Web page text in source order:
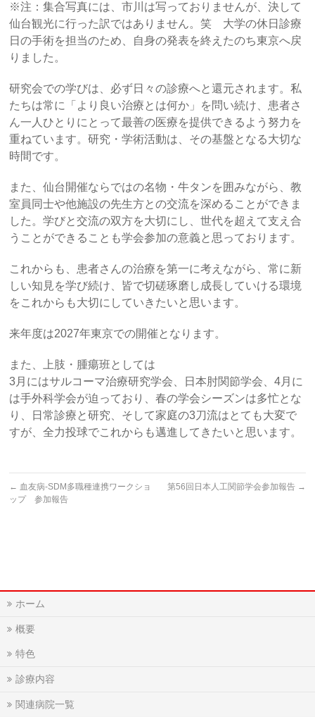
※注：集合写真には、市川は写っておりませんが、決して
仙台観光に行った訳ではありません。笑 大学の休日診療
日の手術を担当のため、自身の発表を終えたのち東京へ戻
りました。
研究会での学びは、必ず日々の診療へと還元されます。私
たちは常に「より良い治療とは何か」を問い続け、患者さ
ん一人ひとりにとって最善の医療を提供できるよう努力を
重ねています。研究・学術活動は、その基盤となる大切な
時間です。
また、仙台開催ならではの名物・牛タンを囲みながら、教
室員同士や他施設の先生方との交流を深めることができま
した。学びと交流の双方を大切にし、世代を超えて支え合
うことができることも学会参加の意義と思っております。
これからも、患者さんの治療を第一に考えながら、常に新
しい知見を学び続け、皆で切磋琢磨し成長していける環境
をこれからも大切にしていきたいと思います。
来年度は2027年東京での開催となります。
また、上肢・腫瘍班としては
3月にはサルコーマ治療研究学会、日本肘関節学会、4月に
は手外科学会が迫っており、春の学会シーズンは多忙とな
り、日常診療と研究、そして家庭の3刀流はとても大変で
すが、全力投球でこれからも邁進してきたいと思います。
← 血友病-SDM多職種連携ワークショ
ップ 参加報告
第56回日本人工関節学会参加報告 →
ホーム
概要
特色
診療内容
関連病院一覧